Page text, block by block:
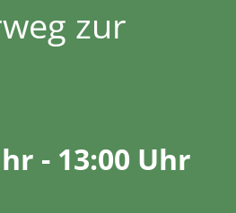
zur
- 13:00 Uhr